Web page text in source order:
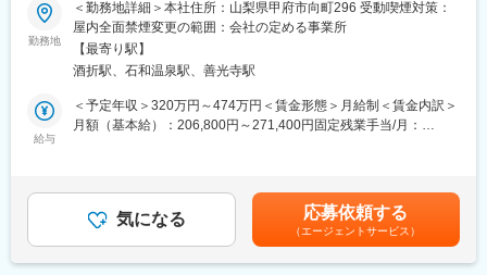
■キャリアパス：
・将来的には、財務経理部長さらにはCFOへのキャリアパスがあ
ります。
イデアを出せる環境です。
意欲をもち、自身が動き組織や企業に影響を与える姿勢を弊社は
・業務管理本部は、財務経理部と人事総務部の２つの部署があり
ます。
・財務経理部には4名、 人事総務部には5名、本部長を含めて10名
既存のお客様である工務店様に損害保険や工事保険を提案した
り、施主様に火災保険を提案したりする保険業務と、住宅に関す
る様々な補助金関係につき工務店様にお知らせする補助金関連業
務が主なお仕事です。（飛び込み営業はありません。）
先輩、上司が丁寧に指導するので、安心して仕事に取り組むこと
ができます。また、仕事を通して専門性が身につくため、プロフ
■当社の特徴：
・協会けんぽと協働で「健康事業所宣言」をしており、さまざま
な健康への取り組みが評価され、第1回甲府市健康チャレンジ表彰
勤務地
＜勤務地詳細＞本社住所：山梨県甲府市向町296 受動喫煙対策：
屋内全面禁煙変更の範囲：会社の定める事業所
【最寄り駅】
酒折駅、石和温泉駅、善光寺駅
給与
＜予定年収＞320万円～474万円＜賃金形態＞月給制＜賃金内訳＞
月額（基本給）：206,800円～271,400円固定残業手当/月：
験・能力などを考慮した上で応相談■賞与：年3回（夏、冬、決
算）※過去実績1.5か月分■昇給：年1回賃金はあくまでも目安の金
額であり、選考を通じて上下する可能性があります。月給(月額)は
固定手当を含めた表記です。
気になる 応募依頼する
（エージェントサービス）